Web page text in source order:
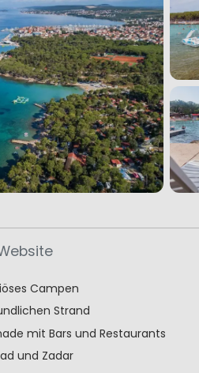
Campen
Strand
mit Bars und Restaurants
und Zadar